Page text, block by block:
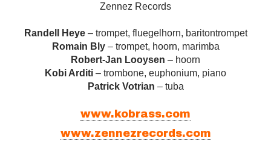
Zennez Records
Randell Heye– trompet, fluegelhorn, baritontrompet
Romain Bly– trompet, hoorn, marimba
Robert-Jan Looysen – hoorn
Kobi Arditi – trombone, euphonium, piano
Patrick Votrian – tuba
www.kobrass.com
www.zennezrecords.com